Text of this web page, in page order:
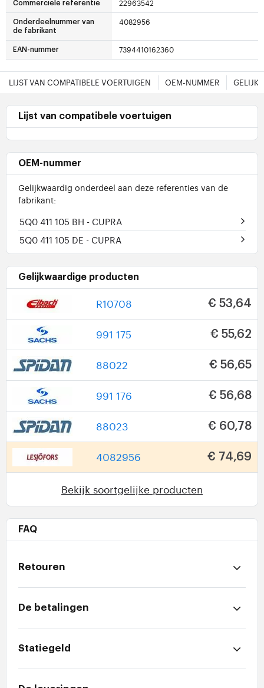
Commerciële referentie 22963542
Onderdeelnummer van
de fabrikant
4082956
EAN-nummer 7394410162360
LIJST VAN COMPATIBELE VOERTUIGEN OEM-NUMMER
Lijst van compatibele voertuigen
OEM-nummer
Gelijkwaardig onderdeel aan deze referenties van de
fabrikant:
5Q0 411 105 BH - CUPRA
5Q0 411 105 DE - CUPRA
Gelijkwaardige producten
R10708 € 53,64
991 175 € 55,62
88022 € 56,65
991 176 € 56,68
88023 € 60,78
4082956 € 74,69
Bekijk soortgelijke producten
FAQ
Retouren
De betalingen
Statiegeld